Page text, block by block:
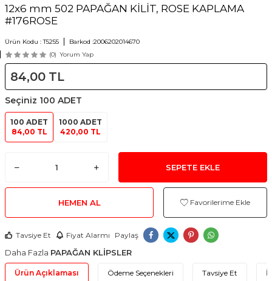
12x6 mm 502 PAPAĞAN KİLİT, ROSE KAPLAMA
#176ROSE
Ürün Kodu :T5255 Barkod :2006202014670
(0) Yorum Yap
84,00 TL
Seçiniz 100 ADET
100 ADET
84,00 TL
1000 ADET
420,00 TL
SEPETE EKLE
HEMEN AL Favorilerime Ekle
Tavsiye Et Fiyat Alarmı Paylaş
Daha Fazla PAPAĞAN KLİPSLER
Ürün Açıklaması Ödeme Seçenekleri Tavsiye Et